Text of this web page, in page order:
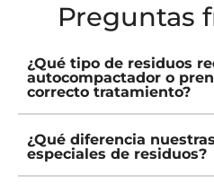
Preguntas
¿Qué tipo de residuos
autocompactador o
correcto tratamiento?
¿Qué diferencia
especiales de residuos?